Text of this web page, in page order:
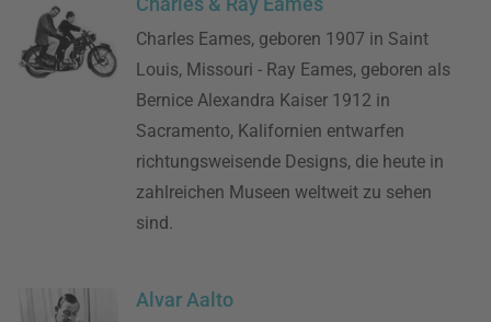
Charles Eames, geboren 1907 in Saint
Louis, Missouri - Ray Eames, geboren als
Bernice Alexandra Kaiser 1912 in
Sacramento, Kalifornien entwarfen
richtungsweisende Designs, die heute in
zahlreichen Museen weltweit zu sehen
sind.
Alvar Aalto